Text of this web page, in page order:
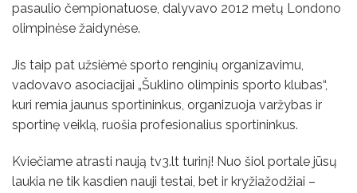
pasaulio čempionatuose, dalyvavo 2012 metų Londono
olimpinėse žaidynėse.
Jis taip pat užsiėmė sporto renginių organizavimu,
vadovavo asociacijai „Šuklino olimpinis sporto klubas“,
kuri remia jaunus sportininkus, organizuoja varžybas ir
sportinę veiklą, ruošia profesionalius sportininkus.
Kviečiame atrasti naują tv3.lt turinį! Nuo šiol portale jūsų
laukia ne tik kasdien nauji testai, bet ir kryžiažodžiai –